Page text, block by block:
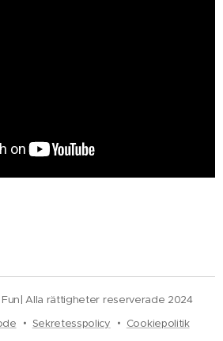
Alla rättigheter reserverade 2024
Sekretesspolicy Cookiepolitik